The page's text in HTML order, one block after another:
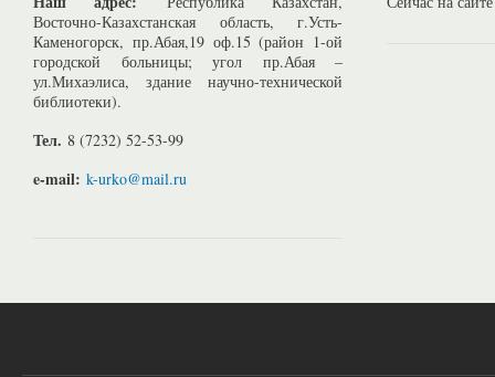
Восточно-Казахстанская область, г.Усть-
Каменогорск, пр.Абая,19 оф.15 (район 1-ой
городской больницы; угол пр.Абая –
ул.Михаэлиса, здание научно-технической
библиотеки).
Тел. 8 (7232) 52-53-99
e-mail: k-urko@mail.ru